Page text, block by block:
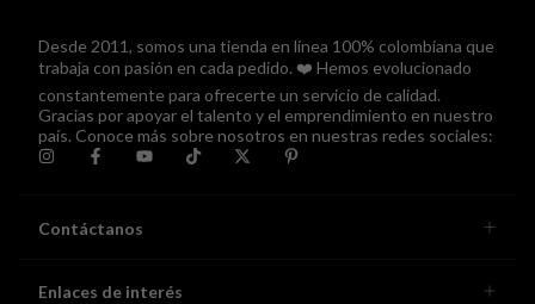
Desde 2011, somos una tienda en línea 100% colombiana que
trabaja con pasión en cada pedido. ❤️ Hemos evolucionado
constantemente para ofrecerte un servicio de calidad.
Gracias por apoyar el talento y el emprendimiento en nuestro
país. Conoce más sobre nosotros en nuestras redes sociales:
Contáctanos
Enlaces de interés